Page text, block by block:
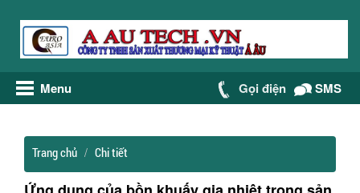
Menu Gọi điện SMS
Trang chủ Chi tiết